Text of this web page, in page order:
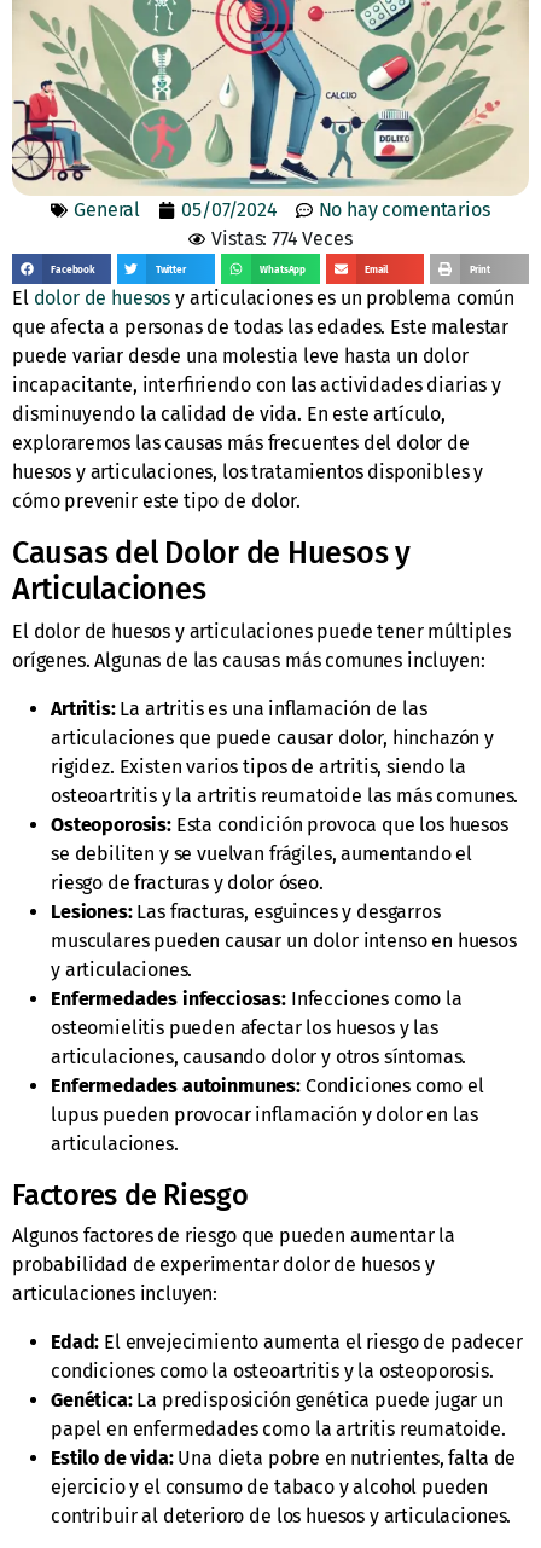
General 05/07/2024
No hay comentarios
Vistas: 774 Veces
Facebook Twitter WhatsApp Email Print
El dolor de huesos y articulaciones es un problema común
que afecta a personas de todas las edades. Este malestar
puede variar desde una molestia leve hasta un dolor
incapacitante, interfiriendo con las actividades diarias y
disminuyendo la calidad de vida. En este artículo,
exploraremos las causas más frecuentes del dolor de
huesos y articulaciones, los tratamientos disponibles y
cómo prevenir este tipo de dolor.
Causas del Dolor de Huesos y
Articulaciones
El dolor de huesos y articulaciones puede tener múltiples
orígenes. Algunas de las causas más comunes incluyen:
Artritis:La artritis es una inflamación de las
articulaciones que puede causar dolor, hinchazón y
rigidez. Existen varios tipos de artritis, siendo la
osteoartritis y la artritis reumatoide las más comunes.
Osteoporosis:Esta condición provoca que los huesos
se debiliten y se vuelvan frágiles, aumentando el
riesgo de fracturas y dolor óseo.
Lesiones:Las fracturas, esguinces y desgarros
musculares pueden causar un dolor intenso en huesos
y articulaciones.
Enfermedades infecciosas: Infecciones como la
osteomielitis pueden afectar los huesos y las
articulaciones, causando dolor y otros síntomas.
Enfermedades autoinmunes: Condiciones como el
lupus pueden provocar inflamación y dolor en las
articulaciones.
Factores de Riesgo
Algunos factores de riesgo que pueden aumentar la
probabilidad de experimentar dolor de huesos y
articulaciones incluyen:
Edad: El envejecimiento aumenta el riesgo de padecer
condiciones como la osteoartritis y la osteoporosis.
Genética:La predisposición genética puede jugar un
papel en enfermedades como la artritis reumatoide.
Estilo de vida:Una dieta pobre en nutrientes, falta de
ejercicio y el consumo de tabaco y alcohol pueden
contribuir al deterioro de los huesos y articulaciones.